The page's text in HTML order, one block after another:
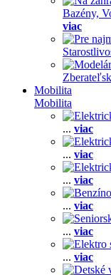
Bazény,
viac
Mobilita
Mobilita
... viac
... viac
... viac
... viac
... viac
... viac